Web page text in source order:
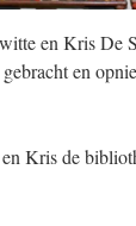
en Kris De
en
Kris de